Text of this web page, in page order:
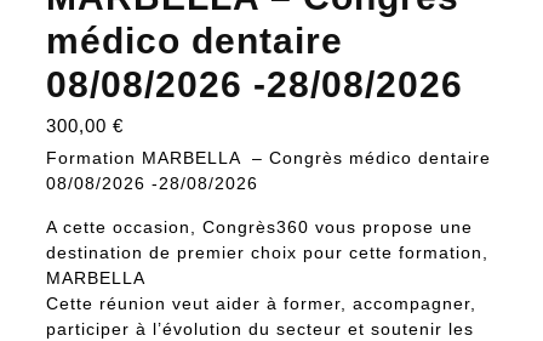
médico dentaire
08/08/2026 -28/08/2026
300,00 €
Formation MARBELLA – Congrès médico dentaire
08/08/2026 -28/08/2026
A cette occasion, Congrès360 vous propose une
destination de premier choix pour cette formation,
MARBELLA
Cette réunion veut aider à former, accompagner,
participer à l’évolution du secteur et soutenir les